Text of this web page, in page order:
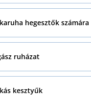
hegesztők számára
ruházat
kesztyűk